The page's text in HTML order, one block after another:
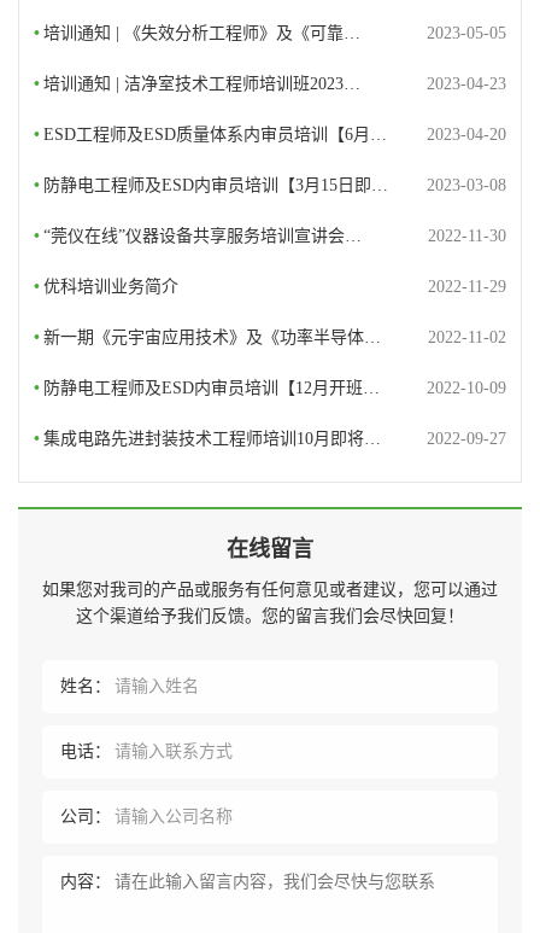
• 2023-05-05
培训通知 | 《失效分析工程师》及《可靠…
• 2023-04-23
培训通知 | 洁净室技术工程师培训班2023…
• 2023-04-20
ESD工程师及ESD质量体系内审员培训【6月…
• 2023-03-08
防静电工程师及ESD内审员培训【3月15日即…
• 2022-11-30
“莞仪在线”仪器设备共享服务培训宣讲会…
• 2022-11-29
优科培训业务简介
• 2022-11-02
新一期《元宇宙应用技术》及《功率半导体…
• 2022-10-09
防静电工程师及ESD内审员培训【12月开班…
• 2022-09-27
集成电路先进封装技术工程师培训10月即将…
在线留言
如果您对我司的产品或服务有任何意见或者建议，您可以通过
这个渠道给予我们反馈。您的留言我们会尽快回复！
姓名：
电话：
公司：
内容：